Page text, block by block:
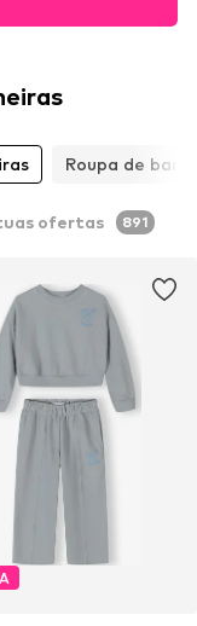
Roupa de
ofertas 891